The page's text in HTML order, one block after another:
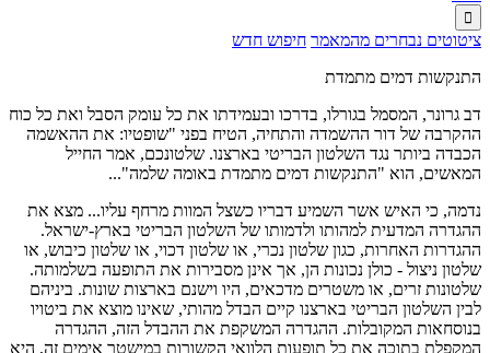

ציטוטים נבחרים מהמאמר חיפוש חדש
התנקשות דמים מתמדת
דב גרונר, המסמל בגורלו, בדרכו ובעמידתו את כל עומק הסבל ואת כל כוח
ההקרבה של דור ההשמדה והתחיה, הטיח בפני "שופטיו: את ההאשמה
הכבדה ביותר נגד השלטון הבריטי בארצנו. שלטונכם, אמר החייל
המאשים, הוא "התנקשות דמים מתמדת באומה שלמה"...
נדמה, כי האיש אשר השמיע דבריו כשצל המוות מרחף עליו... מצא את
ההגדרה המדעית למהותו ולדמותו של השלטון הבריטי בארץ-ישראל.
ההגדרות האחרות, כגון שלטון נכרי, או שלטון דכוי, או שלטון כיבוש, או
שלטון ניצול - כולן נכונות הן, אך אינן מסבירות את התופעה בשלמותה.
שלטונות זרים, או משטרים מדכאים, היו וישנם בארצות שונות. ביניהם
לבין השלטון הבריטי בארצנו קיים הבדל מהותי, שאינו מוצא את ביטויו
בנוסחאות המקובלות. ההגדרה המשקפת את ההבדל הזה, ההגדרה
המקפלת בתוכה את כל תופעות הלוואי הקשורות במישטר אימים זה, היא